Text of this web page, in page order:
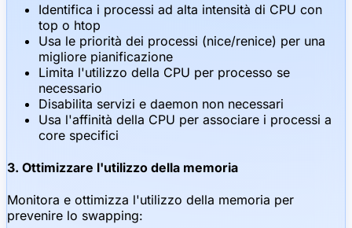
Identifica i processi ad alta intensità di CPU con
top o htop
Usa le priorità dei processi (nice/renice) per una
migliore pianificazione
Limita l'utilizzo della CPU per processo se
necessario
Disabilita servizi e daemon non necessari
Usa l'affinità della CPU per associare i processi a
core specifici
3. Ottimizzare l'utilizzo della memoria
Monitora e ottimizza l'utilizzo della memoria per
prevenire lo swapping: